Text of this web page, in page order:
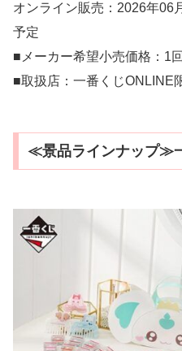
オンライン販売：2026年06
予定
■メーカー希望小売価格：1
■取扱店：一番くじONLINE
≪景品ラインナップ≫